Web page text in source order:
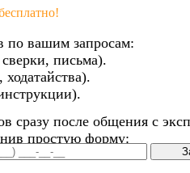
по вашим запросам:
письма).
после общения с
простую форму: